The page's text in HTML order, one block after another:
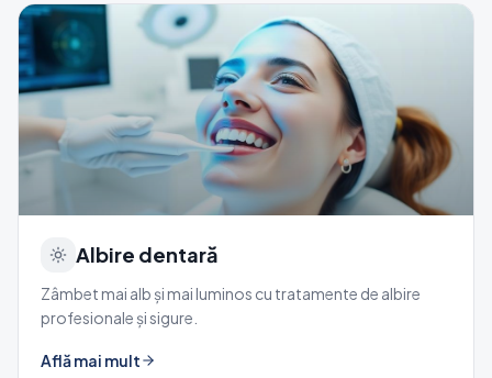
Albire dentară
Zâmbet mai alb și mai luminos cu tratamente de albire
profesionale și sigure.
Află mai mult